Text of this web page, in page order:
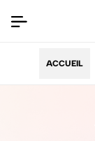
ACCUEIL